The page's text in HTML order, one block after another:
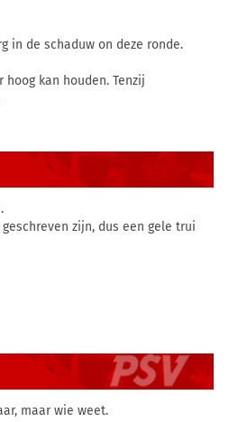
in de schaduw on deze ronde.
kan houden. Tenzij
zijn, dus een gele trui
maar wie weet.